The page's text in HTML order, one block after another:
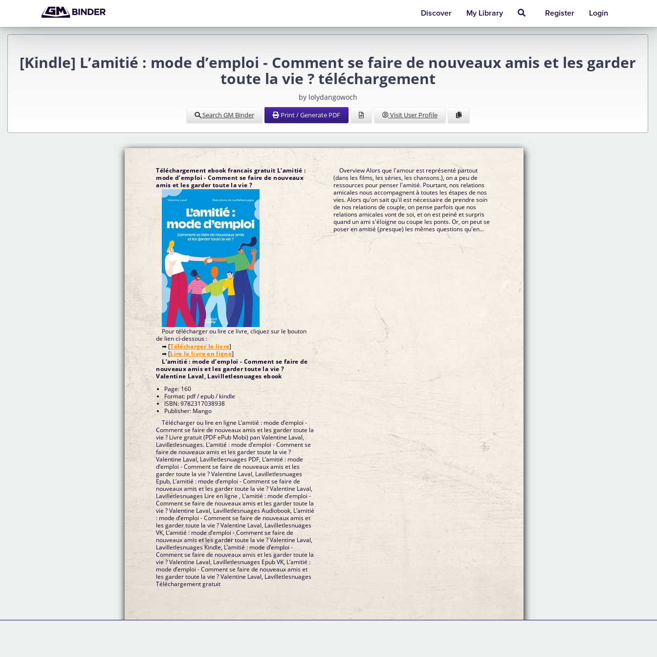
Discover My Library Register Login
[Kindle] L’amitié : mode d’emploi - Comment se faire de nouveaux amis et les garder
toute la vie ? téléchargement
by lolydangowoch
Search GM Binder Print / Generate PDF Visit User Profile
Téléchargement ebook francais gratuit L’amitié :
mode d’emploi - Comment se faire de nouveaux
amis et les garder toute la vie ?
Pour télécharger ou lire ce livre, cliquez sur le bouton
de lien ci-dessous :
➡ [Télécharger le livre]
➡ [Lire le livre en ligne]
L’amitié : mode d’emploi - Comment se faire de
nouveaux amis et les garder toute la vie ?
Valentine Laval, Lavilletlesnuages ebook
Page: 160
Format: pdf / epub / kindle
ISBN: 9782317038938
Publisher: Mango
Télécharger ou lire en ligne L’amitié : mode d’emploi -
Comment se faire de nouveaux amis et les garder toute la
vie ? Livre gratuit (PDF ePub Mobi) pan Valentine Laval,
Lavilletlesnuages. L’amitié : mode d’emploi - Comment se
faire de nouveaux amis et les garder toute la vie ?
Valentine Laval, Lavilletlesnuages PDF, L’amitié : mode
d’emploi - Comment se faire de nouveaux amis et les
garder toute la vie ? Valentine Laval, Lavilletlesnuages
Epub, L’amitié : mode d’emploi - Comment se faire de
nouveaux amis et les garder toute la vie ? Valentine Laval,
Lavilletlesnuages Lire en ligne , L’amitié : mode d’emploi -
Comment se faire de nouveaux amis et les garder toute la
vie ? Valentine Laval, Lavilletlesnuages Audiobook, L’amitié
: mode d’emploi - Comment se faire de nouveaux amis et
les garder toute la vie ? Valentine Laval, Lavilletlesnuages
VK, L’amitié : mode d’emploi - Comment se faire de
nouveaux amis et les garder toute la vie ? Valentine Laval,
Lavilletlesnuages Kindle, L’amitié : mode d’emploi -
Comment se faire de nouveaux amis et les garder toute la
vie ? Valentine Laval, Lavilletlesnuages Epub VK, L’amitié :
mode d’emploi - Comment se faire de nouveaux amis et
les garder toute la vie ? Valentine Laval, Lavilletlesnuages
Téléchargement gratuit
Overview Alors que l'amour est représenté partout
(dans les films, les séries, les chansons.), on a peu de
ressources pour penser l'amitié. Pourtant, nos relations
amicales nous accompagnent à toutes les étapes de nos
vies. Alors qu'on sait qu'il est nécessaire de prendre soin
de nos relations de couple, on pense parfois que nos
relations amicales vont de soi, et on est peiné et surpris
quand un ami s'éloigne ou coupe les ponts. Or, on peut se
poser en amitié (presque) les mêmes questions qu'en...